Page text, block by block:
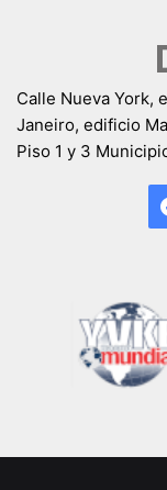
Calle Nueva York,
Janeiro, edificio
Piso 1 y 3